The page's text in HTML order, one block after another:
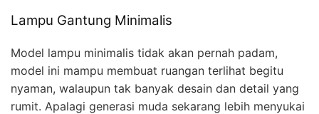
Lampu Gantung Minimalis
Model lampu minimalis tidak akan pernah padam,
model ini mampu membuat ruangan terlihat begitu
nyaman, walaupun tak banyak desain dan detail yang
rumit. Apalagi generasi muda sekarang lebih menyukai